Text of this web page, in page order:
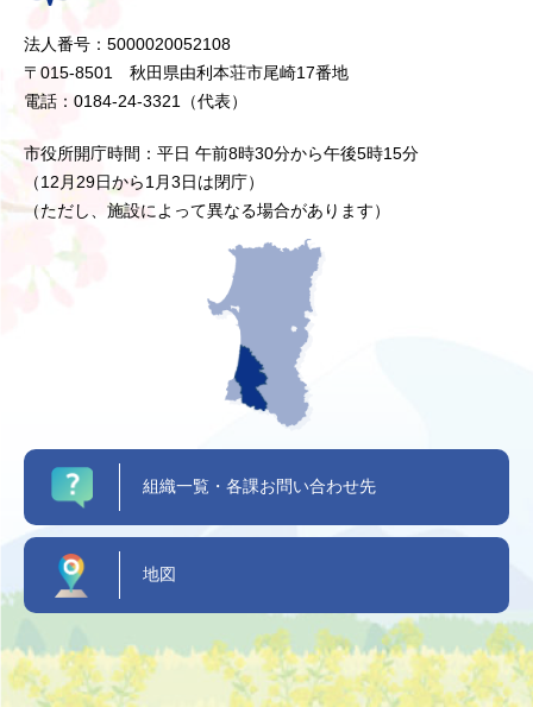
法人番号：5000020052108
〒015-8501 秋田県由利本荘市尾崎17番地
電話：0184-24-3321（代表）
市役所開庁時間：平日 午前8時30分から午後5時15分
（12月29日から1月3日は閉庁）
（ただし、施設によって異なる場合があります）
組織一覧・各課お問い合わせ先
地図